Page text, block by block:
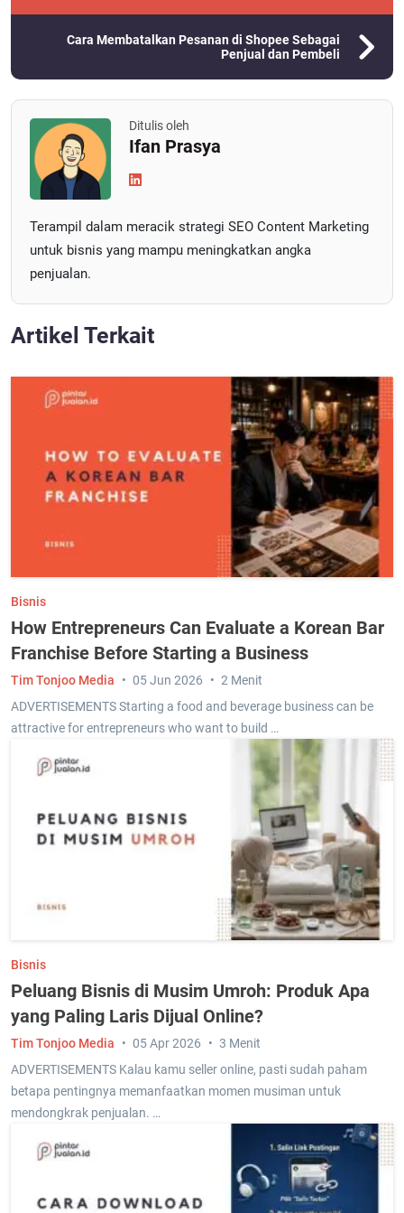
Cara Membatalkan Pesanan di Shopee Sebagai
Penjual dan Pembeli
Ditulis oleh
Ifan Prasya
Terampil dalam meracik strategi SEO Content Marketing
untuk bisnis yang mampu meningkatkan angka
penjualan.
Artikel Terkait
Bisnis
How Entrepreneurs Can Evaluate a Korean Bar
Franchise Before Starting a Business
ADVERTISEMENTS Starting a food and beverage business can be
attractive for entrepreneurs who want to build …
Tim Tonjoo Media 05 Jun 2026 2 Menit
Bisnis
Peluang Bisnis di Musim Umroh: Produk Apa
yang Paling Laris Dijual Online?
ADVERTISEMENTS Kalau kamu seller online, pasti sudah paham
betapa pentingnya memanfaatkan momen musiman untuk
mendongkrak penjualan. …
Tim Tonjoo Media 05 Apr 2026 3 Menit